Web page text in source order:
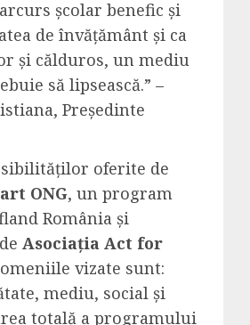
şcolar benefic și
de învăţământ şi ca
şi călduros, un mediu
să lipsească.” –
Preşedinte
oferite de
ONG, un program
România şi
Asociaţia Act for
vizate sunt:
mediu, social şi
totală a programului